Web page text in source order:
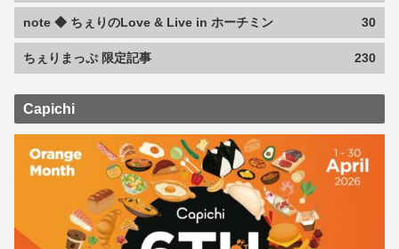
note ◆ ちぇりのLove & Live in ホーチミン 30
ちぇりまっぷ 限定記事 230
Capichi